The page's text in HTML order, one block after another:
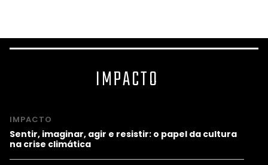
IMPACTO
IMPACTO
Sentir, imaginar, agir e resistir: o papel da cultura
na crise climática